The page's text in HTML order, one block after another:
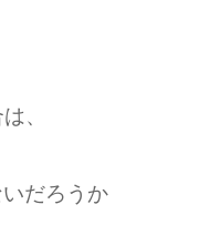
、
いだろうか